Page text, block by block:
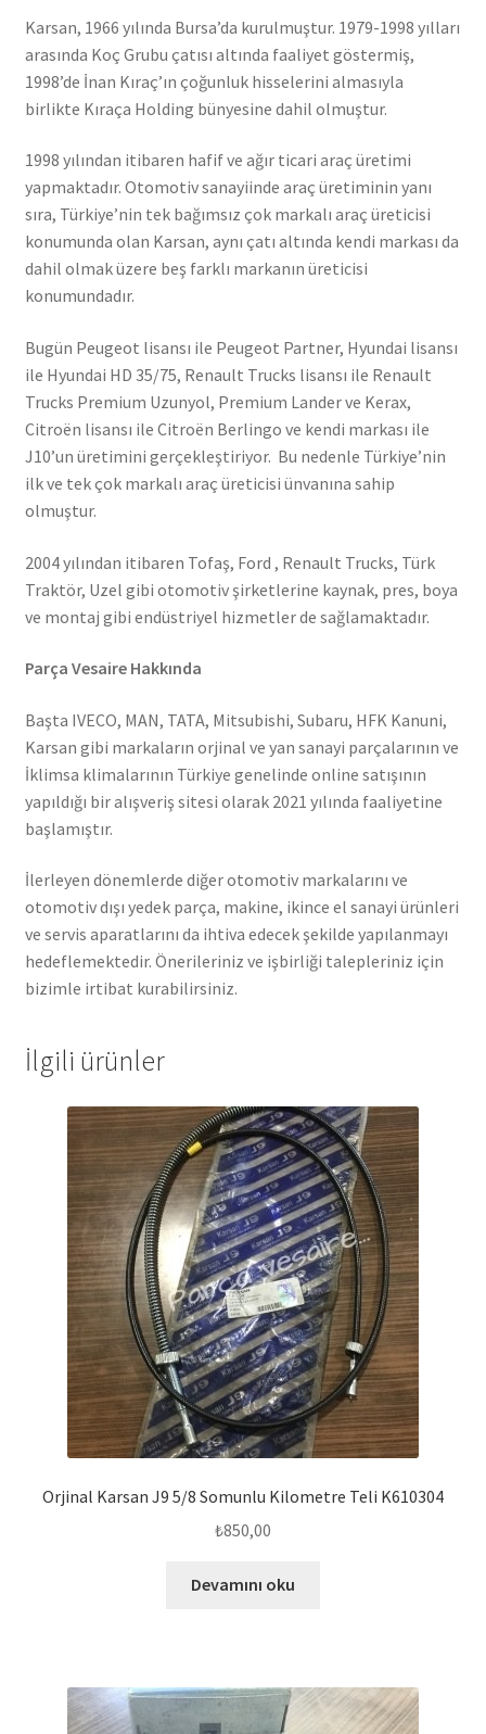
Karsan, 1966 yılında Bursa’da kurulmuştur. 1979-1998 yılları
arasında Koç Grubu çatısı altında faaliyet göstermiş,
1998’de İnan Kıraç’ın çoğunluk hisselerini almasıyla
birlikte Kıraça Holding bünyesine dahil olmuştur.
1998 yılından itibaren hafif ve ağır ticari araç üretimi
yapmaktadır. Otomotiv sanayiinde araç üretiminin yanı
sıra, Türkiye’nin tek bağımsız çok markalı araç üreticisi
konumunda olan Karsan, aynı çatı altında kendi markası da
dahil olmak üzere beş farklı markanın üreticisi
konumundadır.
Bugün Peugeot lisansı ile Peugeot Partner, Hyundai lisansı
ile Hyundai HD 35/75, Renault Trucks lisansı ile Renault
Trucks Premium Uzunyol, Premium Lander ve Kerax,
Citroën lisansı ile Citroën Berlingo ve kendi markası ile
J10’un üretimini gerçekleştiriyor. Bu nedenle Türkiye’nin
ilk ve tek çok markalı araç üreticisi ünvanına sahip
olmuştur.
2004 yılından itibaren Tofaş, Ford , Renault Trucks, Türk
Traktör, Uzel gibi otomotiv şirketlerine kaynak, pres, boya
ve montaj gibi endüstriyel hizmetler de sağlamaktadır.
Parça Vesaire Hakkında
Başta IVECO, MAN, TATA, Mitsubishi, Subaru, HFK Kanuni,
Karsan gibi markaların orjinal ve yan sanayi parçalarının ve
İklimsa klimalarının Türkiye genelinde online satışının
yapıldığı bir alışveriş sitesi olarak 2021 yılında faaliyetine
başlamıştır.
İlerleyen dönemlerde diğer otomotiv markalarını ve
otomotiv dışı yedek parça, makine, ikince el sanayi ürünleri
ve servis aparatlarını da ihtiva edecek şekilde yapılanmayı
hedeflemektedir. Önerileriniz ve işbirliği talepleriniz için
bizimle irtibat kurabilirsiniz.
İlgili ürünler
Orjinal Karsan J9 5/8 Somunlu Kilometre Teli K610304
₺850,00
Devamını oku